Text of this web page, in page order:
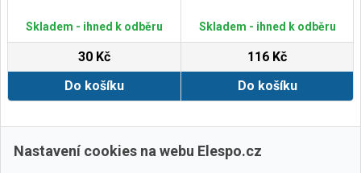
Skladem - ihned k odběru
30 Kč
Do košíku
Skladem - ihned k odběru
116 Kč
Do košíku
Zobrazit další
Nastavení cookies na webu Elespo.cz